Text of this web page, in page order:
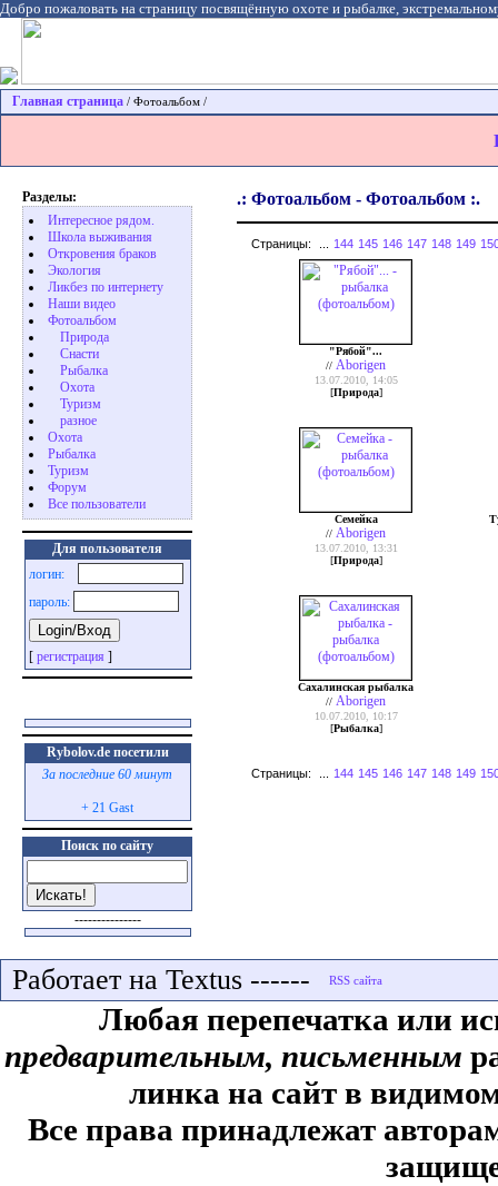
Добро пожаловать на страницу посвящённую охоте и рыбалке,
Главная страница / Фотоальбом /
Разделы:
Интересное рядом.
Школа выживания
Откровения браков
Экология
Ликбез по интернету
Наши видео
Фотоальбом
Природа
Cнасти
Рыбалка
Охота
Туризм
разное
Охота
Pыбалка
Туризм
Форум
Все пользователи
Для пользователя
логин:
пароль:
[ регистрация ]
Rybolov.de посетили
За последние 60 минут
+ 21 Gast
Поиск по сайту
---------------
.: Фотоальбом - Фотоальбом :.
Страницы: 144 145 146 147 148 149
"Рябой"...
// Aborigen
13.07.2010, 14:05
[Природа]
Семейка
// Aborigen
13.07.2010, 13:31
[Природа]
Сахалинская рыбалка
// Aborigen
10.07.2010, 10:17
[Рыбалка]
Страницы: 144 145 146 147 148 149
Работает на Textus ------
Любая перепечатка или
предварительным, письменным
линка на сайт в
Все права принадлежат